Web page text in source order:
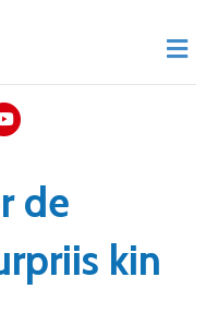
Y
t
u
M
e
n
de
kin